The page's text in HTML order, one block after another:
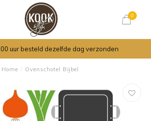
0
uur besteld dezelfde dag verzonden
Home / Ovenschotel Bijbel